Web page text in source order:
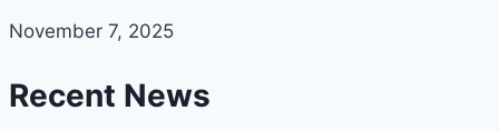
November 7, 2025
Recent News